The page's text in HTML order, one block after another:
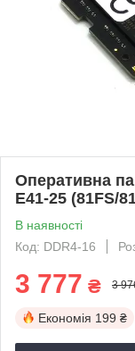
Оперативна
E41-25 (81FS/
В наявності
Код: DDR4-16
3 777 ₴ 3
Економія 199 ₴